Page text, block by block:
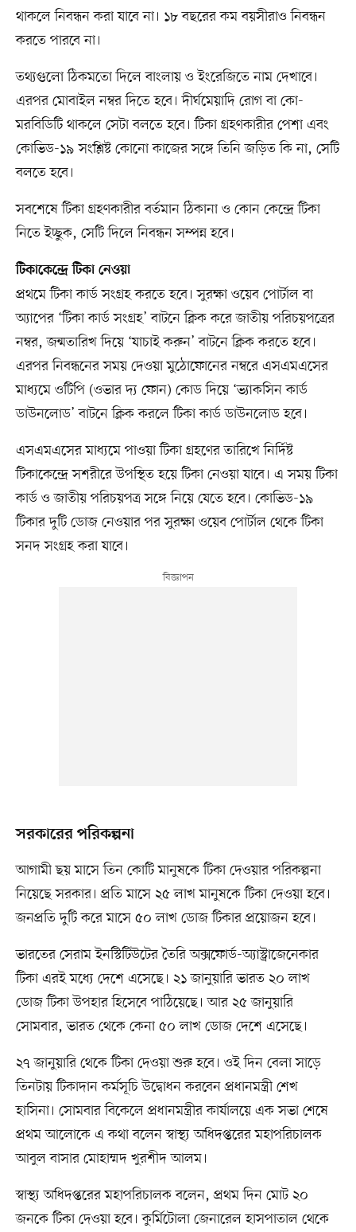
থাকলে নিবন্ধন করা যাবে না। ১৮ বছরের কম বয়সীরাও নিবন্ধন
করতে পারবে না।
তথ্যগুলো ঠিকমতো দিলে বাংলায় ও ইংরেজিতে নাম দেখাবে।
এরপর মোবাইল নম্বর দিতে হবে। দীর্ঘমেয়াদি রোগ বা কো-
মরবিডিটি থাকলে সেটা বলতে হবে। টিকা গ্রহণকারীর পেশা এবং
কোভিড-১৯ সংশ্লিষ্ট কোনো কাজের সঙ্গে তিনি জড়িত কি না, সেটি
বলতে হবে।
সবশেষে টিকা গ্রহণকারীর বর্তমান ঠিকানা ও কোন কেন্দ্রে টিকা
নিতে ইচ্ছুক, সেটি দিলে নিবন্ধন সম্পন্ন হবে।
টিকাকেন্দ্রে টিকা নেওয়া
প্রথমে টিকা কার্ড সংগ্রহ করতে হবে। সুরক্ষা ওয়েব পোর্টাল বা
অ্যাপের ‘টিকা কার্ড সংগ্রহ’ বাটনে ক্লিক করে জাতীয় পরিচয়পত্রের
নম্বর, জন্মতারিখ দিয়ে ‘যাচাই করুন’ বাটনে ক্লিক করতে হবে।
এরপর নিবন্ধনের সময় দেওয়া মুঠোফোনের নম্বরে এসএমএসের
মাধ্যমে ওটিপি (ওভার দ্য ফোন) কোড দিয়ে ‘ভ্যাকসিন কার্ড
ডাউনলোড’ বাটনে ক্লিক করলে টিকা কার্ড ডাউনলোড হবে।
এসএমএসের মাধ্যমে পাওয়া টিকা গ্রহণের তারিখে নির্দিষ্ট
টিকাকেন্দ্রে সশরীরে উপস্থিত হয়ে টিকা নেওয়া যাবে। এ সময় টিকা
কার্ড ও জাতীয় পরিচয়পত্র সঙ্গে নিয়ে যেতে হবে। কোভিড-১৯
টিকার দুটি ডোজ নেওয়ার পর সুরক্ষা ওয়েব পোর্টাল থেকে টিকা
সনদ সংগ্রহ করা যাবে।
সরকারের পরিকল্পনা
আগামী ছয় মাসে তিন কোটি মানুষকে টিকা দেওয়ার পরিকল্পনা
নিয়েছে সরকার। প্রতি মাসে ২৫ লাখ মানুষকে টিকা দেওয়া হবে।
জনপ্রতি দুটি করে মাসে ৫০ লাখ ডোজ টিকার প্রয়োজন হবে।
ভারতের সেরাম ইনস্টিটিউটের তৈরি অক্সফোর্ড-অ্যাস্ট্রাজেনেকার
টিকা এরই মধ্যে দেশে এসেছে। ২১ জানুয়ারি ভারত ২০ লাখ
ডোজ টিকা উপহার হিসেবে পাঠিয়েছে। আর ২৫ জানুয়ারি
সোমবার, ভারত থেকে কেনা ৫০ লাখ ডোজ দেশে এসেছে।
২৭ জানুয়ারি থেকে টিকা দেওয়া শুরু হবে। ওই দিন বেলা সাড়ে
তিনটায় টিকাদান কর্মসূচি উদ্বোধন করবেন প্রধানমন্ত্রী শেখ
হাসিনা। সোমবার বিকেলে প্রধানমন্ত্রীর কার্যালয়ে এক সভা শেষে
প্রথম আলোকে এ কথা বলেন স্বাস্থ্য অধিদপ্তরের মহাপরিচালক
আবুল বাসার মোহাম্মদ খুরশীদ আলম।
স্বাস্থ্য অধিদপ্তরের মহাপরিচালক বলেন, প্রথম দিন মোট ২০
জনকে টিকা দেওয়া হবে। কুর্মিটোলা জেনারেল হাসপাতাল থেকে